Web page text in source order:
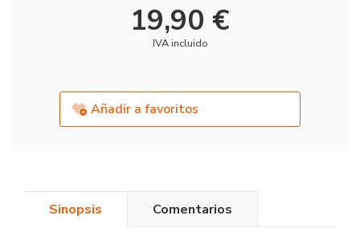
19,90 €
IVA incluido
Añadir a favoritos
Sinopsis Comentarios